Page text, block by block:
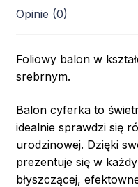
Opinie (0)
Foliowy balon w
srebrnym.
Balon cyferka to
idealnie sprawdzi się
urodzinowej. Dzięki
prezentuje się w
błyszczącej,